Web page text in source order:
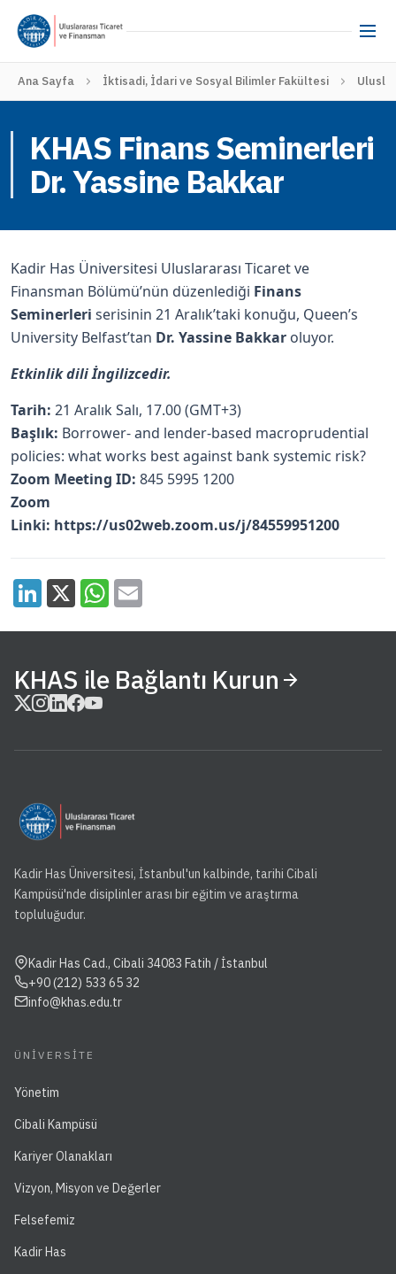
Ana Sayfa İktisadi, İdari ve Sosyal Bilimler Fakültesi
KHAS Finans Seminerleri
Dr. Yassine Bakkar
Kadir Has Üniversitesi Uluslararası Ticaret ve
Finansman Bölümü’nün düzenlediği Finans
Seminerleri serisinin 21 Aralık’taki konuğu, Queen’s
University Belfast’tan Dr. Yassine Bakkar oluyor.
Etkinlik dili İngilizcedir.
Tarih: 21 Aralık Salı, 17.00 (GMT+3)
Başlık: Borrower- and lender-based macroprudential
policies: what works best against bank systemic risk?
Zoom Meeting ID: 845 5995 1200
Zoom
Linki: https://us02web.zoom.us/j/84559951200
KHAS ile Bağlantı Kurun
Kadir Has Üniversitesi, İstanbul'un kalbinde, tarihi Cibali
Kampüsü'nde disiplinler arası bir eğitim ve araştırma
topluluğudur.
Kadir Has Cad., Cibali 34083 Fatih / İstanbul
+90 (212) 533 65 32
info@khas.edu.tr
ÜNIVERSITE
Yönetim
Cibali Kampüsü
Kariyer Olanakları
Vizyon, Misyon ve Değerler
Felsefemiz
Kadir Has